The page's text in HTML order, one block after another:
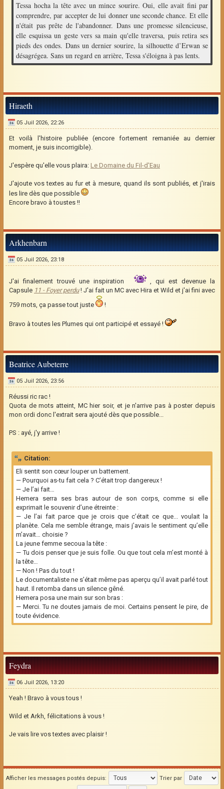
Tessa hocha la tête avec un mince sourire. Oui, elle avait fini par
comprendre, par accepter de lui donner une seconde chance. Et elle
n'était pas prête de l'abandonner. Dans une promesse silencieuse,
elle esquissa un geste vers sa main qu'elle traversa, puis retira ses
pieds des ondes. Dans un dernier sourire, la silhouette d’Erwan se
désagrégea. Sans un regard en arrière, Tessa s'éloigna à pas lents.
Hiraeth
05 Juil 2026, 22:26
Et voilà l'histoire publiée (encore fortement remaniée au dernier
moment, je suis incorrigible).
J'espère qu'elle vous plaira: Le Domaine du Fil-d'Eau
J'ajoute vos textes au fur et à mesure, quand ils sont publiés, et j'irais
les lire dès que possible
Encore bravo à toustes !!
Arkhenbarn
05 Juil 2026, 23:18
J'ai finalement trouvé une inspiration
, qui est devenue la
Capsule 11 - Foyer perdu! J'ai fait un MC avec Hira et Wild et j'ai fini avec
759 mots, ça passe tout juste
!
Bravo à toutes les Plumes qui ont participé et essayé !
Beatrice Aubeterre
05 Juil 2026, 23:56
Réussi ric rac !
Quota de mots atteint, MC hier soir, et je n'arrive pas à poster depuis
mon ordi donc l'extrait sera ajouté dès que possible...
PS : ayé, j'y arrive !
Citation:
Eli sentit son cœur louper un battement.
— Pourquoi as-tu fait cela ? C’était trop dangereux !
— Je l’ai fait…
Hemera serra ses bras autour de son corps, comme si elle
exprimait le souvenir d’une étreinte :
— Je l’ai fait parce que je crois que c’était ce que... voulait la
planète. Cela me semble étrange, mais j’avais le sentiment qu’elle
m’avait… choisie ?
La jeune femme secoua la tête :
— Tu dois penser que je suis folle. Ou que tout cela m’est monté à
la tête…
— Non ! Pas du tout !
Le documentaliste ne s’était même pas aperçu qu’il avait parlé tout
haut. Il retomba dans un silence gêné.
Hemera posa une main sur son bras :
— Merci. Tu ne doutes jamais de moi. Certains pensent le pire, de
toute évidence.
Feydra
06 Juil 2026, 13:20
Yeah ! Bravo à vous tous !
Wild et Arkh, félicitations à vous !
Je vais lire vos textes avec plaisir !
Afficher les messages postés depuis: Trier par